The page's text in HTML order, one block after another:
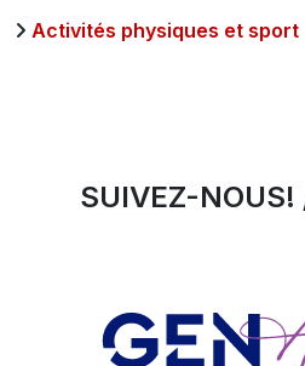
Activités physiques et sport
SUIVEZ-